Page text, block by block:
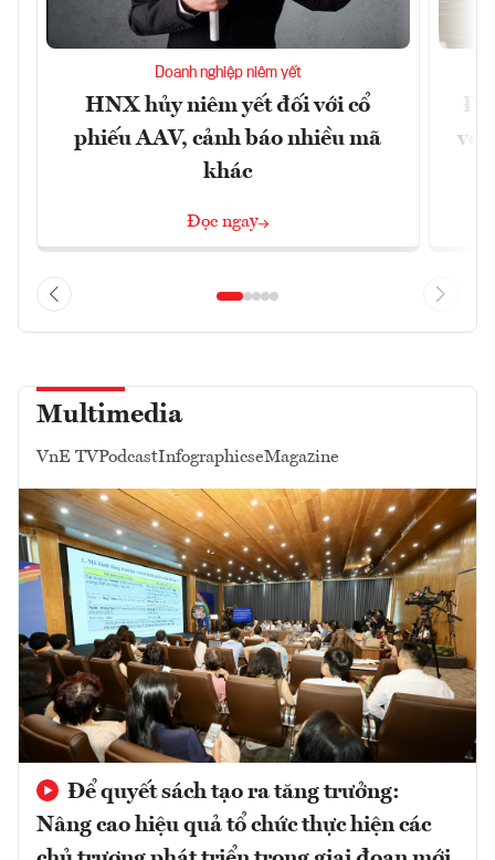
Doanh nghiệp niêm yết
HNX hủy niêm yết đối với cổ
phiếu AAV, cảnh báo nhiều mã
khác
Đọc ngay
Đề
với
Multimedia
VnE TVPodcastInfographicseMagazine
Để quyết sách tạo ra tăng trưởng:
Nâng cao hiệu quả tổ chức thực hiện các